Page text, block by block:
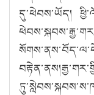
དུ་ཕེབས་ཡོད།